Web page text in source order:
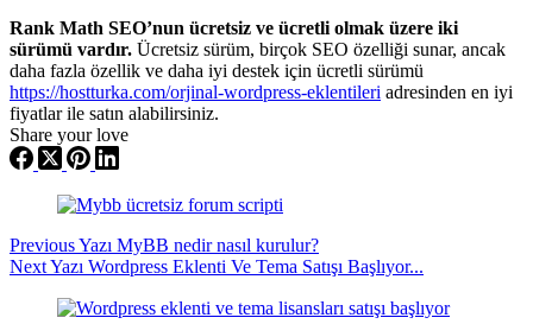
Rank Math SEO’nun ücretsiz ve ücretli olmak üzere iki
sürümü vardır. Ücretsiz sürüm, birçok SEO özelliği sunar, ancak
daha fazla özellik ve daha iyi destek için ücretli sürümü
https://hostturka.com/orjinal-wordpress-eklentileri adresinden en iyi
fiyatlar ile satın alabilirsiniz.
Share your love
PreviousYazı MyBB nedir nasıl kurulur?
NextYazı Wordpress Eklenti Ve Tema Satışı Başlıyor...